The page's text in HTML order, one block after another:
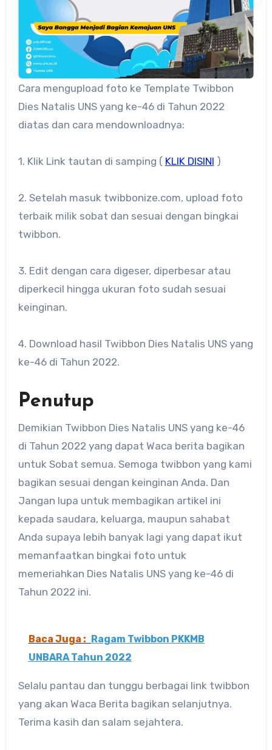
Cara mengupload foto ke Template Twibbon
Dies Natalis UNS yang ke-46 di Tahun 2022
diatas dan cara mendownloadnya:
1. Klik Link tautan di samping ( KLIK DISINI )
2. Setelah masuk twibbonize.com, upload foto
terbaik milik sobat dan sesuai dengan bingkai
twibbon.
3. Edit dengan cara digeser, diperbesar atau
diperkecil hingga ukuran foto sudah sesuai
keinginan.
4. Download hasil Twibbon Dies Natalis UNS yang
ke-46 di Tahun 2022.
Penutup
Demikian Twibbon Dies Natalis UNS yang ke-46
di Tahun 2022 yang dapat Waca berita bagikan
untuk Sobat semua. Semoga twibbon yang kami
bagikan sesuai dengan keinginan Anda. Dan
Jangan lupa untuk membagikan artikel ini
kepada saudara, keluarga, maupun sahabat
Anda supaya lebih banyak lagi yang dapat ikut
memanfaatkan bingkai foto untuk
memeriahkan Dies Natalis UNS yang ke-46 di
Tahun 2022 ini.
Baca Juga : Ragam Twibbon PKKMB
UNBARA Tahun 2022
Selalu pantau dan tunggu berbagai link twibbon
yang akan Waca Berita bagikan selanjutnya.
Terima kasih dan salam sejahtera.